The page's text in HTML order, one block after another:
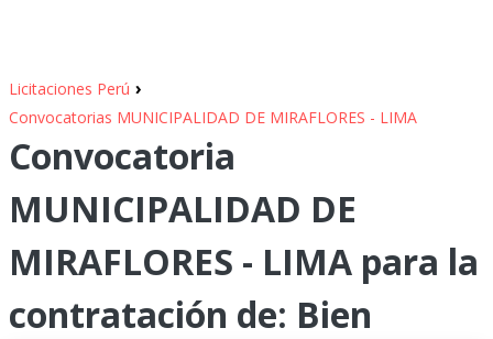
Licitaciones Perú ›
Convocatorias MUNICIPALIDAD DE MIRAFLORES - LIMA
Convocatoria
MUNICIPALIDAD DE
MIRAFLORES - LIMA para la
contratación de: Bien